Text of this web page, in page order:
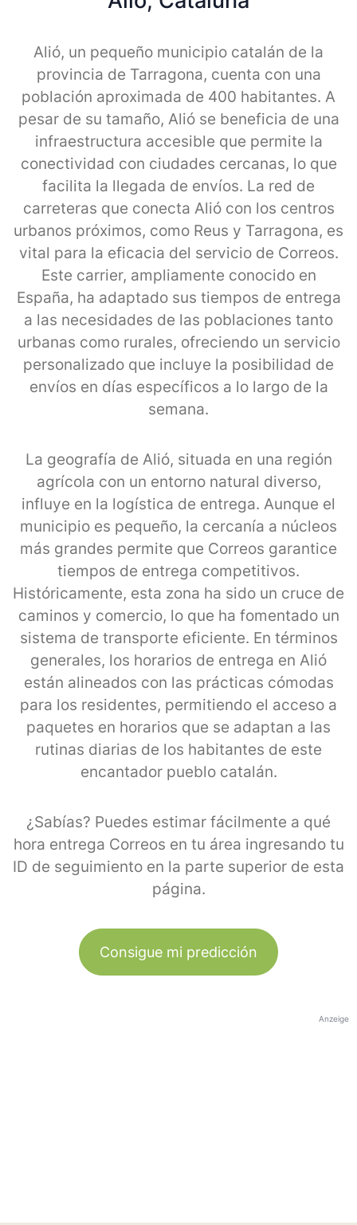
Alió, un pequeño municipio catalán de la
provincia de Tarragona, cuenta con una
población aproximada de 400 habitantes. A
pesar de su tamaño, Alió se beneficia de una
infraestructura accesible que permite la
conectividad con ciudades cercanas, lo que
facilita la llegada de envíos. La red de
carreteras que conecta Alió con los centros
urbanos próximos, como Reus y Tarragona, es
vital para la eficacia del servicio de Correos.
Este carrier, ampliamente conocido en
España, ha adaptado sus tiempos de entrega
a las necesidades de las poblaciones tanto
urbanas como rurales, ofreciendo un servicio
personalizado que incluye la posibilidad de
envíos en días específicos a lo largo de la
semana.
La geografía de Alió, situada en una región
agrícola con un entorno natural diverso,
influye en la logística de entrega. Aunque el
municipio es pequeño, la cercanía a núcleos
más grandes permite que Correos garantice
tiempos de entrega competitivos.
Históricamente, esta zona ha sido un cruce de
caminos y comercio, lo que ha fomentado un
sistema de transporte eficiente. En términos
generales, los horarios de entrega en Alió
están alineados con las prácticas cómodas
para los residentes, permitiendo el acceso a
paquetes en horarios que se adaptan a las
rutinas diarias de los habitantes de este
encantador pueblo catalán.
¿Sabías? Puedes estimar fácilmente a qué
hora entrega Correos en tu área ingresando tu
ID de seguimiento en la parte superior de esta
página.
Consigue mi predicción
Anzeige